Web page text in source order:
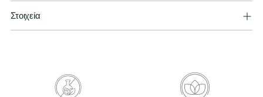
Στοιχεία